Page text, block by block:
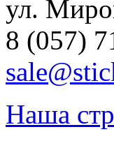
ул.
8 (057)
Наша